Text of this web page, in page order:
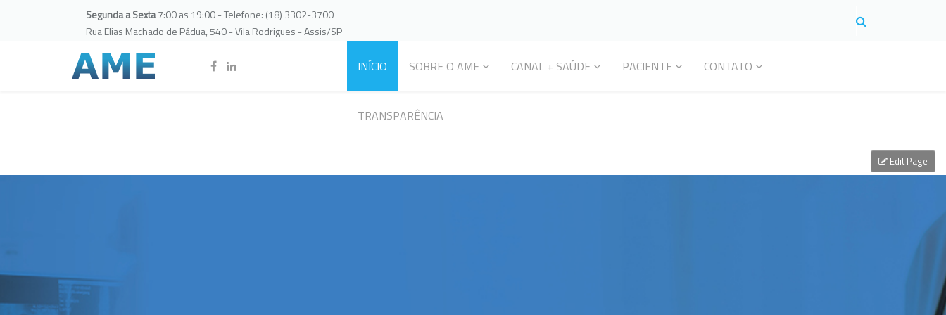
Segunda a Sexta7:00 as 19:00 - Telefone: (18) 3302-3700
Rua Elias Machado de Pádua, 540 - Vila Rodrigues - Assis/SP
INÍCIO SOBRE O AME CANAL + SAÚDE PACIENTE CONTATO
TRANSPARÊNCIA
Edit Page